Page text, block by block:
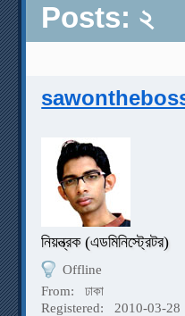
Posts: ২
নিয়ন্ত্রক (এডমিনিস্ট্রেটর)
Offline
From:
ঢাকা
Registered:
2010-03-28